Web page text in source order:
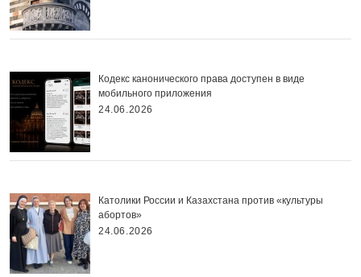
Кодекс канонического права доступен в виде
мобильного приложения
24.06.2026
Католики России и Казахстана против «культуры
абортов»
24.06.2026